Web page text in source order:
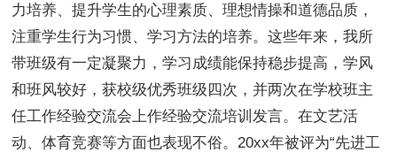
力培养、提升学生的心理素质、理想情操和道德品质，
注重学生行为习惯、学习方法的培养。这些年来，我所
带班级有一定凝聚力，学习成绩能保持稳步提高，学风
和班风较好，获校级优秀班级四次，并两次在学校班主
任工作经验交流会上作经验交流培训发言。在文艺活
动、体育竞赛等方面也表现不俗。20xx年被评为“先进工